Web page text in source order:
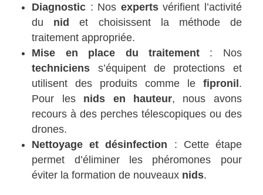
Diagnostic : Nos expertsvérifient l’activité
du nid et choisissent la méthode de
traitement appropriée.
Mise en place du traitement: Nos
techniciens s’équipent de protections et
utilisent des produits comme le fipronil.
Pour les nids en hauteur, nous avons
recours à des perches télescopiques ou des
drones.
Nettoyage et désinfection : Cette étape
permet d’éliminer les phéromones pour
éviter la formation de nouveaux nids.